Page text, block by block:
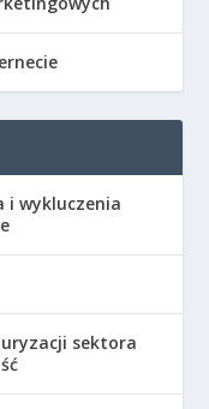
i wykluczenia
sektora